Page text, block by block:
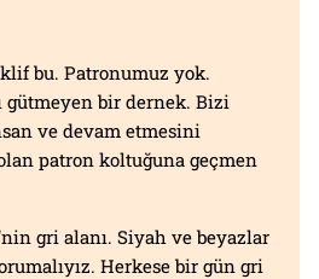
bu. Patronumuz yok.
gütmeyen bir dernek. Bizi
ve devam etmesini
patron koltuğuna geçmen
gri alanı. Siyah ve beyazlar
Herkese bir gün gri